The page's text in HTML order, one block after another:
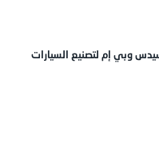
وبي إم لتصنيع السيارات